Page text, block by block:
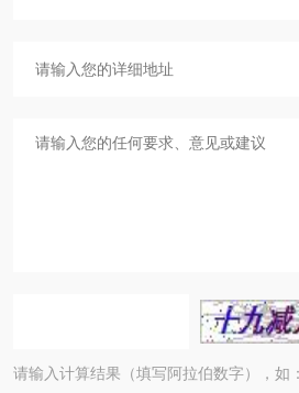
请输入计算结果（填写阿拉伯数字），如